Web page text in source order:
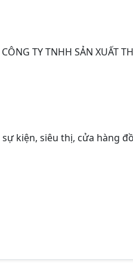
TY TNHH SẢN XUẤT
kiện, siêu thị, cửa hàng